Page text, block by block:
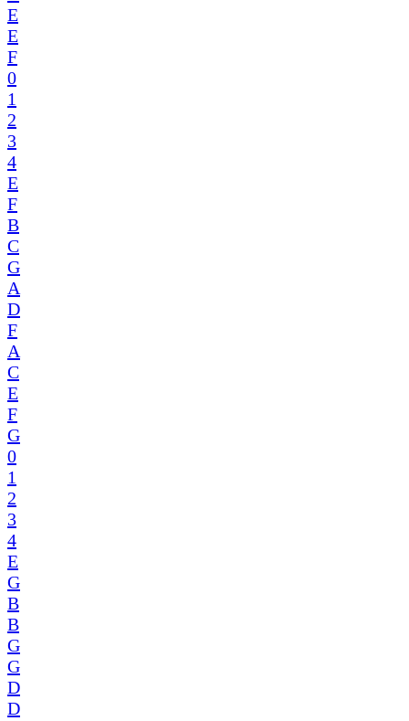
E
E
F
0
1
2
3
4
E
F
B
C
G
A
D
F
A
C
E
F
G
0
1
2
3
4
E
G
B
B
G
G
D
D